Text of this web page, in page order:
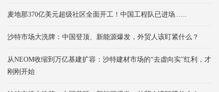
麦地那370亿美元超级社区全面开工！中国工程队已进场......
沙特市场大洗牌：中国登顶、新能源爆发，外贸人该盯紧什么？
从NEOM收缩到万亿基建扩容：沙特建材市场的“去虚向实”红利，才
刚刚开始